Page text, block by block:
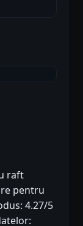
raft
pentru
4.27/5